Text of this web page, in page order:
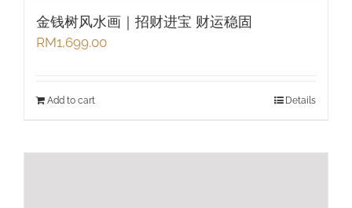
金钱树风水画｜招财进宝 财运稳固
RM1,699.00
Add to cart Details